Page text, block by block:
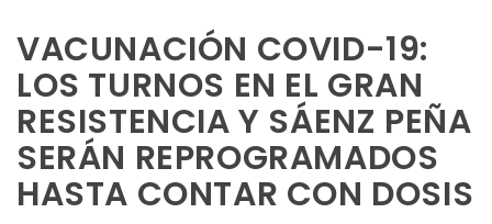
VACUNACIÓN COVID-19:
LOS TURNOS EN EL GRAN
RESISTENCIA Y SÁENZ PEÑA
SERÁN REPROGRAMADOS
HASTA CONTAR CON DOSIS